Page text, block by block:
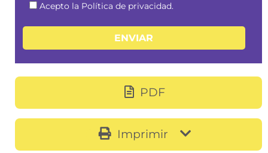
Acepto la Política de privacidad.
PDF
Imprimir